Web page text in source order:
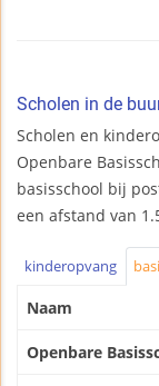
Scholen in de
Scholen en
Openbare
basisschool bij
een afstand van
kinderopvang
Naam
Openbare